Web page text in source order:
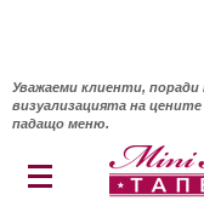
Уважаеми клиенти, поради
визуализацията на
падащо меню.